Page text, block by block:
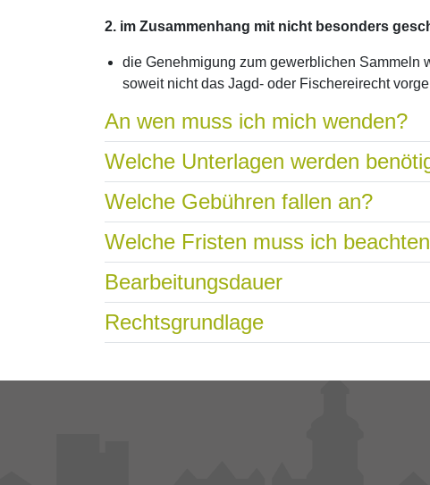
2. im Zusammenhang mit nicht besonders
die Genehmigung zum gewerblichen Sammeln
soweit nicht das Jagd- oder Fischereirecht
An wen muss ich mich wenden?
Welche Unterlagen werden
Welche Gebühren fallen an?
Welche Fristen muss ich
Bearbeitungsdauer
Rechtsgrundlage